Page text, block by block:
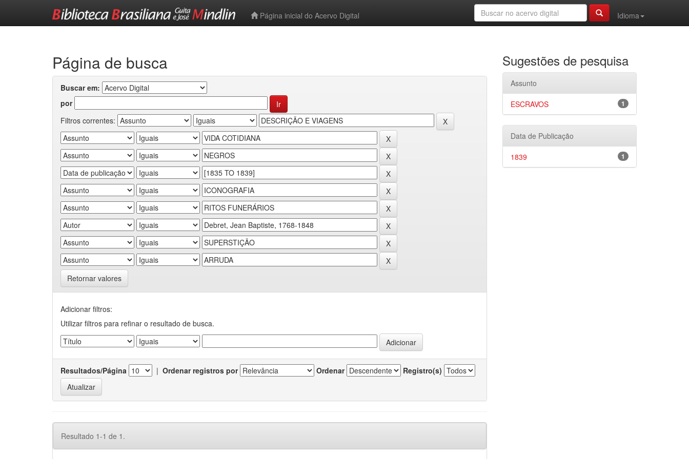
Página inicial do Acervo Digital
Idioma
Página de busca
Buscar em:
por
Filtros correntes:
Retornar valores
Adicionar filtros:
Utilizar filtros para refinar o resultado de busca.
Resultados/Página | Ordenar registros por Ordenar Registro(s)
Resultado 1-1 de 1.
Sugestões de pesquisa
Assunto
1
ESCRAVOS
Data de Publicação
1
1839